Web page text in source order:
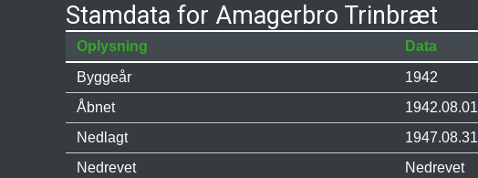
Stamdata for Amagerbro Trinbræt
Oplysning
Data
Byggeår
1942
Åbnet
1942.08.01
Nedlagt
1947.08.31
Nedrevet
Nedrevet